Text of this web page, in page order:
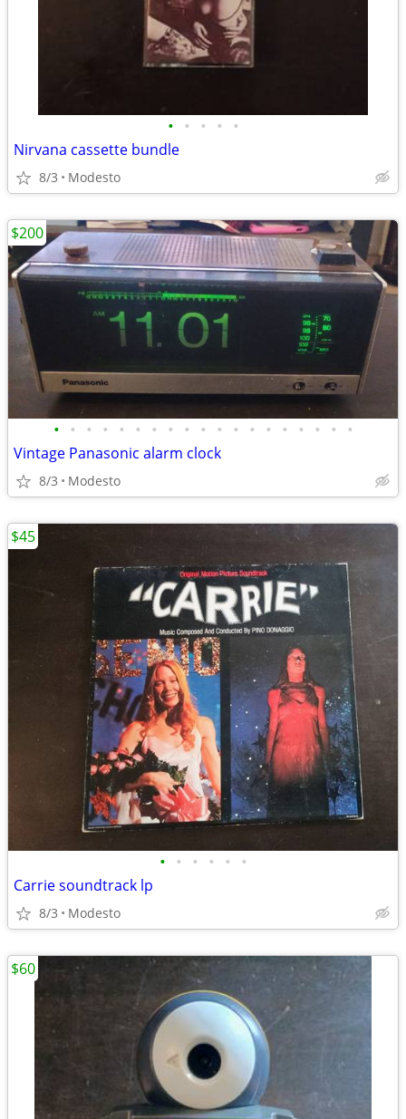
• • • • •
Nirvana cassette bundle
8/3 Modesto
• • • • • • • • • • • • • • • • • • •
Vintage Panasonic alarm clock
8/3 Modesto
$200
• • • • • •
Carrie soundtrack lp
8/3 Modesto
$45
$60